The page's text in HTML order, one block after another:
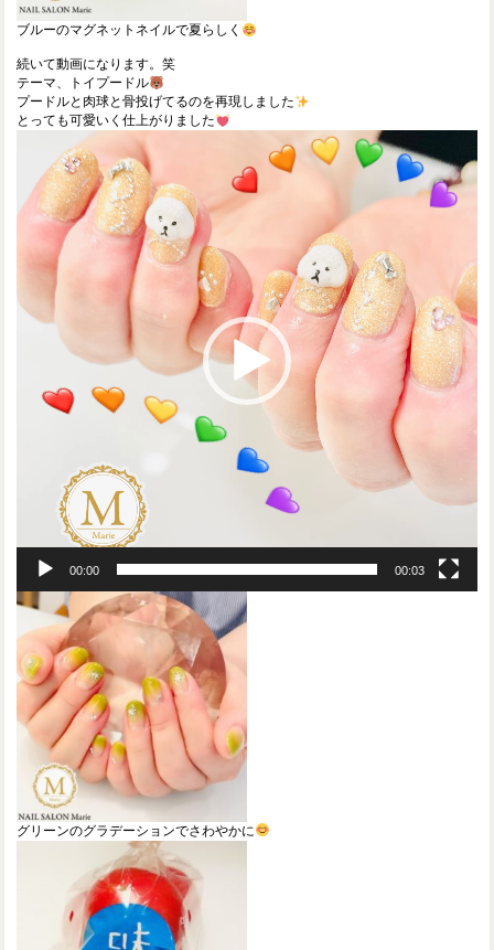
ブルーのマグネットネイルで夏らしく
続いて動画になります。笑
テーマ、トイプードル
プードルと肉球と骨投げてるのを再現しました
とっても可愛いく仕上がりました
00:00 00:03
グリーンのグラデーションでさわやかに